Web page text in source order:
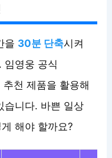
을 30분 단축시켜
임영웅 공식
천 제품을 활용해
습니다. 바쁜 일상
해야 할까요?